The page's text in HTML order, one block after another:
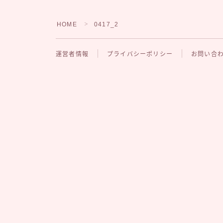
HOME ＞ 0417_2
運営者情報 プライバシーポリシー お問い合